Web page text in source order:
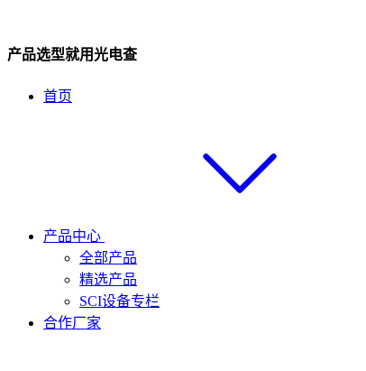
产品选型就用光电查
首页
产品中心
全部产品
精选产品
SCI设备专栏
合作厂家